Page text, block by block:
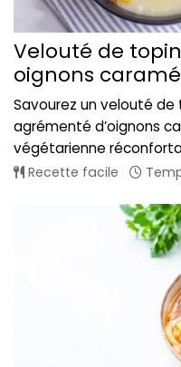
Velouté de
oignons
Savourez un velouté
agrémenté d’oignons
végétarienne
Recette facile